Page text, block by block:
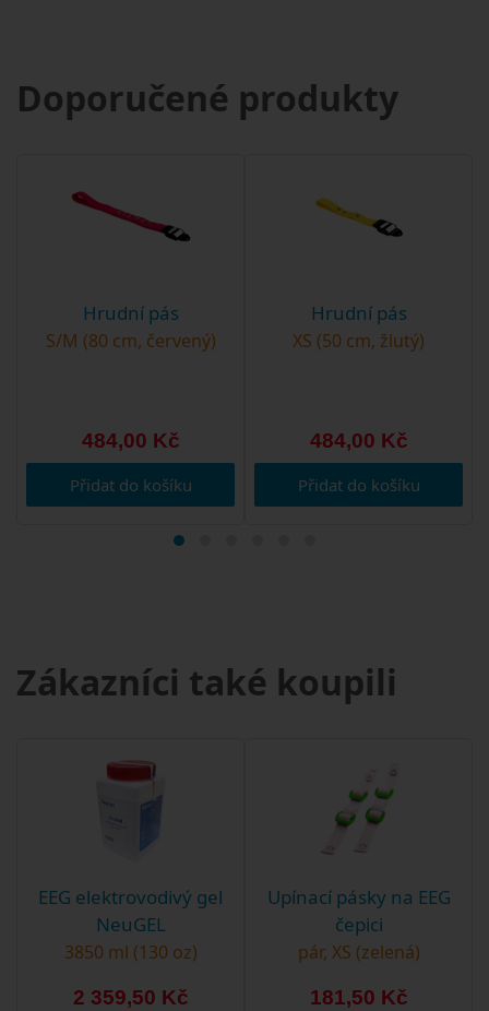
Doporučené produkty
Hrudní pás
S/M (80 cm, červený)
484,00 Kč
Přidat do košíku
Hrudní pás
XS (50 cm, žlutý)
484,00 Kč
Přidat do košíku
Zákazníci také koupili
EEG elektrovodivý gel
NeuGEL
3850 ml (130 oz)
2 359,50 Kč
Upínací pásky na EEG
čepici
pár, XS (zelená)
181,50 Kč